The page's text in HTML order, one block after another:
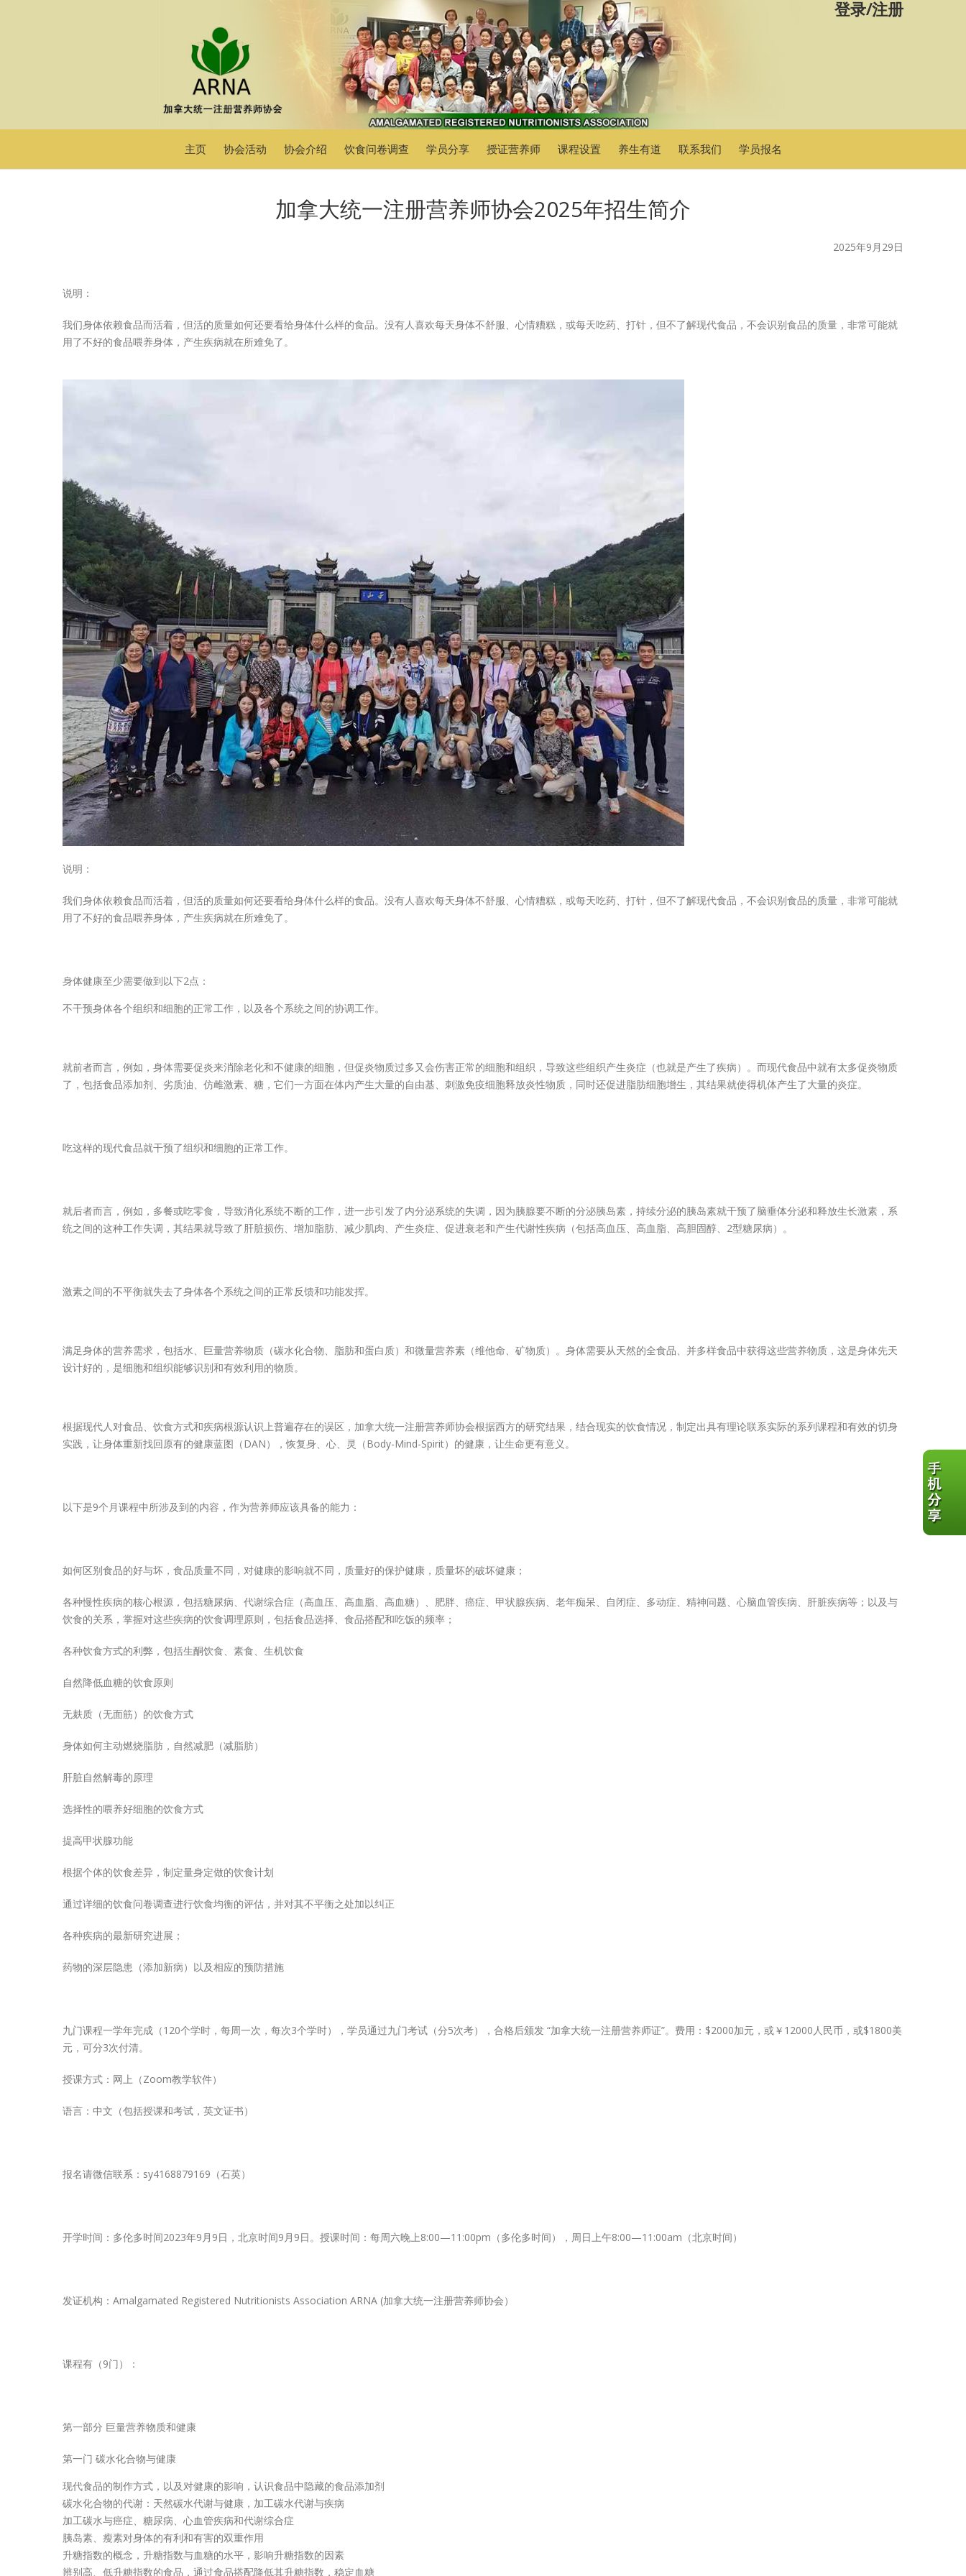
登录/注册
主页 协会活动 协会介绍 饮食问卷调查 学员分享 授证营养师 课程设置 养生有道 联系我们 学员报名
加拿大统一注册营养师协会2025年招生简介
2025年9月29日
说明：
我们身体依赖食品而活着，但活的质量如何还要看给身体什么样的食品。没有人喜欢每天身体不舒服、心情糟糕，或每天吃药、打针，但不了解现代食品，不会识别食品的质量，非常可能就
用了不好的食品喂养身体，产生疾病就在所难免了。
说明：
我们身体依赖食品而活着，但活的质量如何还要看给身体什么样的食品。没有人喜欢每天身体不舒服、心情糟糕，或每天吃药、打针，但不了解现代食品，不会识别食品的质量，非常可能就
用了不好的食品喂养身体，产生疾病就在所难免了。
身体健康至少需要做到以下2点：
不干预身体各个组织和细胞的正常工作，以及各个系统之间的协调工作。
就前者而言，例如，身体需要促炎来消除老化和不健康的细胞，但促炎物质过多又会伤害正常的细胞和组织，导致这些组织产生炎症（也就是产生了疾病）。而现代食品中就有太多促炎物质
了，包括食品添加剂、劣质油、仿雌激素、糖，它们一方面在体内产生大量的自由基、刺激免疫细胞释放炎性物质，同时还促进脂肪细胞增生，其结果就使得机体产生了大量的炎症。
吃这样的现代食品就干预了组织和细胞的正常工作。
就后者而言，例如，多餐或吃零食，导致消化系统不断的工作，进一步引发了内分泌系统的失调，因为胰腺要不断的分泌胰岛素，持续分泌的胰岛素就干预了脑垂体分泌和释放生长激素，系
统之间的这种工作失调，其结果就导致了肝脏损伤、增加脂肪、减少肌肉、产生炎症、促进衰老和产生代谢性疾病（包括高血压、高血脂、高胆固醇、2型糖尿病）。
激素之间的不平衡就失去了身体各个系统之间的正常反馈和功能发挥。
满足身体的营养需求，包括水、巨量营养物质（碳水化合物、脂肪和蛋白质）和微量营养素（维他命、矿物质）。身体需要从天然的全食品、并多样食品中获得这些营养物质，这是身体先天
设计好的，是细胞和组织能够识别和有效利用的物质。
根据现代人对食品、饮食方式和疾病根源认识上普遍存在的误区，加拿大统一注册营养师协会根据西方的研究结果，结合现实的饮食情况，制定出具有理论联系实际的系列课程和有效的切身
实践，让身体重新找回原有的健康蓝图（DAN），恢复身、心、灵（Body-Mind-Spirit）的健康，让生命更有意义。
以下是9个月课程中所涉及到的内容，作为营养师应该具备的能力：
如何区别食品的好与坏，食品质量不同，对健康的影响就不同，质量好的保护健康，质量坏的破坏健康；
各种慢性疾病的核心根源，包括糖尿病、代谢综合症（高血压、高血脂、高血糖）、肥胖、癌症、甲状腺疾病、老年痴呆、自闭症、多动症、精神问题、心脑血管疾病、肝脏疾病等；以及与
饮食的关系，掌握对这些疾病的饮食调理原则，包括食品选择、食品搭配和吃饭的频率；
各种饮食方式的利弊，包括生酮饮食、素食、生机饮食
自然降低血糖的饮食原则
无麸质（无面筋）的饮食方式
身体如何主动燃烧脂肪，自然减肥（减脂肪）
肝脏自然解毒的原理
选择性的喂养好细胞的饮食方式
提高甲状腺功能
根据个体的饮食差异，制定量身定做的饮食计划
通过详细的饮食问卷调查进行饮食均衡的评估，并对其不平衡之处加以纠正
各种疾病的最新研究进展；
药物的深层隐患（添加新病）以及相应的预防措施
九门课程一学年完成（120个学时，每周一次，每次3个学时），学员通过九门考试（分5次考），合格后颁发 “加拿大统一注册营养师证”。费用：$2000加元，或￥12000人民币，或$1800美
元，可分3次付清。
授课方式：网上（Zoom教学软件）
语言：中文（包括授课和考试，英文证书）
报名请微信联系：sy4168879169（石英）
开学时间：多伦多时间2023年9月9日，北京时间9月9日。授课时间：每周六晚上8:00—11:00pm（多伦多时间），周日上午8:00—11:00am（北京时间）
发证机构：Amalgamated Registered Nutritionists Association ARNA (加拿大统一注册营养师协会）
课程有（9门）：
第一部分 巨量营养物质和健康
第一门 碳水化合物与健康
现代食品的制作方式，以及对健康的影响，认识食品中隐藏的食品添加剂
碳水化合物的代谢：天然碳水代谢与健康，加工碳水代谢与疾病
加工碳水与癌症、糖尿病、心血管疾病和代谢综合症
胰岛素、瘦素对身体的有利和有害的双重作用
升糖指数的概念，升糖指数与血糖的水平，影响升糖指数的因素
辨别高、低升糖指数的食品，通过食品搭配降低其升糖指数，稳定血糖